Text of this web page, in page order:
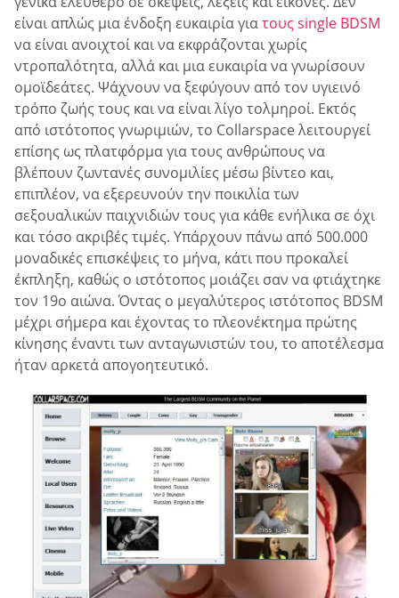
είναι απλώς μια ένδοξη ευκαιρία γιατους single BDSM
να είναι ανοιχτοί και να εκφράζονται χωρίς
ντροπαλότητα, αλλά και μια ευκαιρία να γνωρίσουν
ομοϊδεάτες. Ψάχνουν να ξεφύγουν από τον υγιεινό
τρόπο ζωής τους και να είναι λίγο τολμηροί. Εκτός
από ιστότοπος γνωριμιών, το Collarspace λειτουργεί
επίσης ως πλατφόρμα για τους ανθρώπους να
βλέπουν ζωντανές συνομιλίες μέσω βίντεο και,
επιπλέον, να εξερευνούν την ποικιλία των
σεξουαλικών παιχνιδιών τους για κάθε ενήλικα σε όχι
και τόσο ακριβές τιμές. Υπάρχουν πάνω από 500.000
μοναδικές επισκέψεις το μήνα, κάτι που προκαλεί
έκπληξη, καθώς ο ιστότοπος μοιάζει σαν να φτιάχτηκε
τον 19ο αιώνα. Όντας ο μεγαλύτερος ιστότοπος BDSM
μέχρι σήμερα και έχοντας το πλεονέκτημα πρώτης
κίνησης έναντι των ανταγωνιστών του, το αποτέλεσμα
ήταν αρκετά απογοητευτικό.